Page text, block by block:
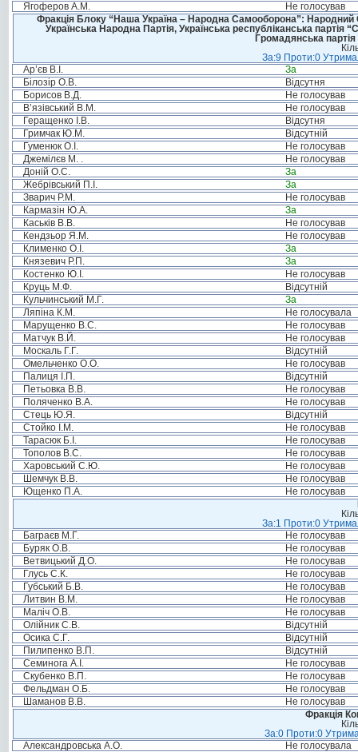
Ягоферов А.М.
Не голосував
Фракція Блоку “Наша Україна – Народна Самооборона”: Народний
Українська Народна Партія, Українська республіканська
Громадянська
За:9 Проти:0
Ар’єв В.І.
За
Білозір О.В.
Відсутня
Борисов В.Д.
Не голосував
В’язівський В.М.
Не голосував
Геращенко І.В.
Відсутня
Гримчак Ю.М.
Відсутній
Гуменюк О.І.
Не голосував
Джемілєв М. .
Не голосував
Доній О.С.
За
Жебрівський П.І.
За
Зварич Р.М.
Не голосував
Кармазін Ю.А.
За
Каськів В.В.
Не голосував
Кендзьор Я.М.
Не голосував
Клименко О.І.
За
Князевич Р.П.
За
Костенко Ю.І.
Не голосував
Круць М.Ф.
Відсутній
Кульчинський М.Г.
За
Ляпіна К.М.
Не голосувала
Марущенко В.С.
Не голосував
Матчук В.Й.
Не голосував
Москаль Г.Г.
Відсутній
Омельченко О.О.
Не голосував
Палиця І.П.
Відсутній
Петьовка В.В.
Не голосував
Поляченко В.А.
Не голосував
Стець Ю.Я.
Відсутній
Стойко І.М.
Не голосував
Тарасюк Б.І.
Не голосував
Тополов В.С.
Не голосував
Харовський С.Ю.
Не голосував
Шемчук В.В.
Не голосував
Ющенко П.А.
Не голосував
За:1 Проти:0
Баграєв М.Г.
Не голосував
Буряк О.В.
Не голосував
Ветвицький Д.О.
Не голосував
Глусь С.К.
Не голосував
Губський Б.В.
Не голосував
Литвин В.М.
Не голосував
Маліч О.В.
Не голосував
Олійник С.В.
Відсутній
Осика С.Г.
Відсутній
Пилипенко В.П.
Відсутній
Семинога А.І.
Не голосував
Скубенко В.П.
Не голосував
Фельдман О.Б.
Не голосував
Шаманов В.В.
Не голосував
Фракція
За:0 Проти:0
Александровська А.О.
Не голосувала